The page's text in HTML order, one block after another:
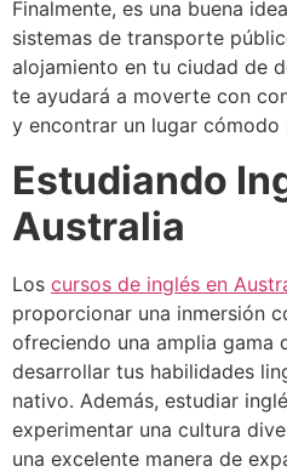
Finalmente, es una buena
sistemas de transporte
alojamiento en tu ciudad de
te ayudará a moverte con
y encontrar un lugar cómodo
Estudiando
Australia
Los cursos de inglés en
proporcionar una inmersión
ofreciendo una amplia gama
desarrollar tus habilidades
nativo. Además, estudiar
experimentar una cultura
una excelente manera de